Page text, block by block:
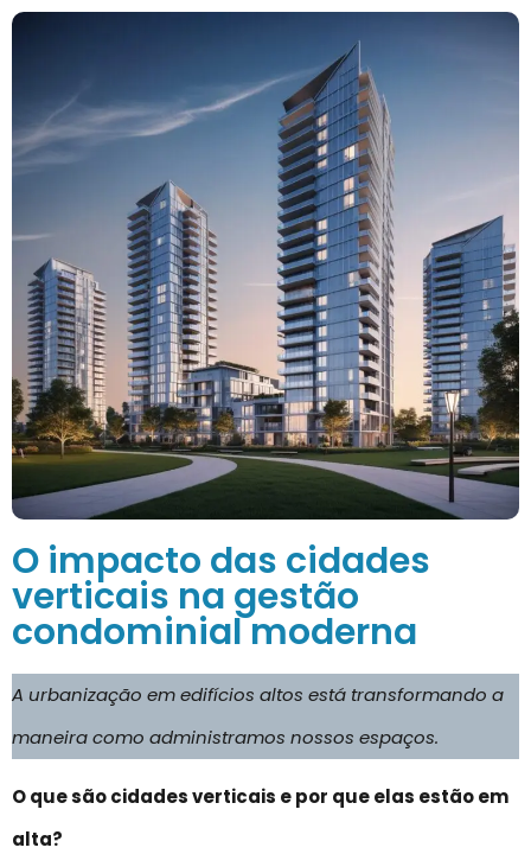
O impacto das cidades
verticais na gestão
condominial moderna
A urbanização em edifícios altos está transformando a
maneira como administramos nossos espaços.
O que são cidades verticais e por que elas estão em
alta?